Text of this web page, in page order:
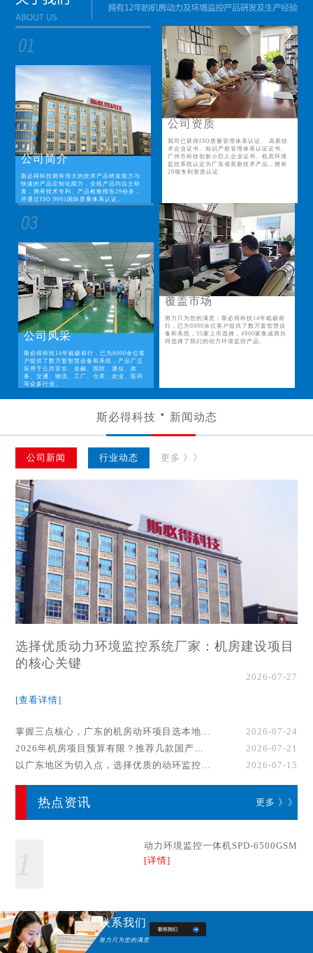
公司简介
斯必得科技拥有强大的技术产品研发能力与
快速的产品定制化能力，全线产品均自主研
发，拥有技术专利、产品检验报告29份多，
并通过ISO 9001国际质量体系认证。
公司资质
我司已获得ISO质量管理体系认证、 高新技
术企业证书、知识产权管理体系认证证书、
广州市科技创新小巨人企业证书、机房环境
监控系统认定为广东省高新技术产品，拥有
29项专利资质认证
公司风采
斯必得科技14年砥砺前行，已为6000余位客
户提供了数万套智慧设备和系统，产品广泛
应用于公共安全、金融、国防、通信、政
务、交通、物流、工厂、仓库、农业、医药
等众多行业。
覆盖市场
努力只为您的满意；斯必得科技14年砥砺前
行，已为6000余位客户提供了数万套智慧设
备和系统，35家上市选择，4900家集成商共
同选择了我们的动力环境监控产品。
斯必得科技 新闻动态
公司新闻 行业动态 更多 》》
选择优质动力环境监控系统厂家：机房建设项目
的核心关键
2026-07-27
[查看详情]
掌握三点核心，广东的机房动环项目选本地厂家事半功倍！
2026-07-24
2026年机房项目预算有限？推荐几款国产动环监控系统品牌
2026-07-21
以广东地区为切入点，选择优质的动环监控系统厂家
2026-07-15
热点资讯 更多 》》
动力环境监控一体机SPD-6500GSM
[详情]
联系我们
努力只为您的满意